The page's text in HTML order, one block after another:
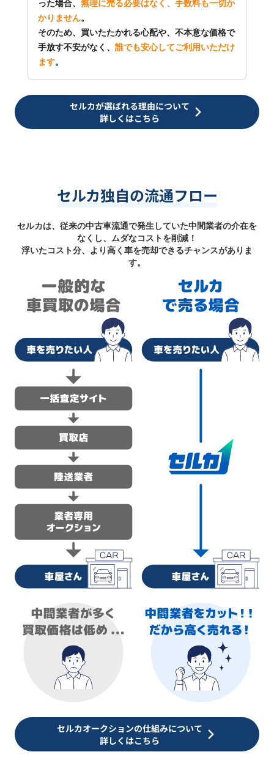
った場合、 無理に売る必要はなく、手数料も一切か
かりません。
そのため、買いたたかれる心配や、不本意な価格で
手放す不安がなく、 誰でも安心してご利用いただけ
ます。
セルカが選ばれる理由について
詳しくはこちら
セルカ独自の流通フロー
セルカは、従来の中古車流通で発生していた中間業者の介在を
なくし、ムダなコストを削減！
浮いたコスト分、より高く車を売却できるチャンスがありま
す。
セルカオークションの仕組みについて
詳しくはこちら